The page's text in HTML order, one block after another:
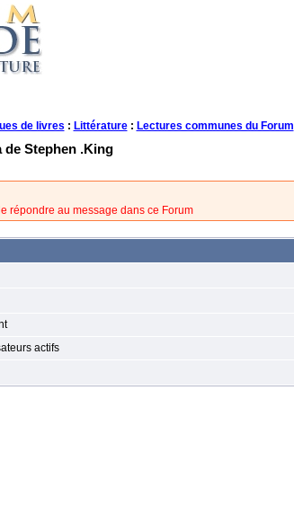
de livres : Littérature: Lectures communes du Forum
de Stephen .King
répondre au message dans ce Forum
actifs